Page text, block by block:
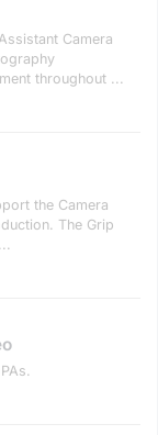
Camera
throughout ...
the Camera
The Grip